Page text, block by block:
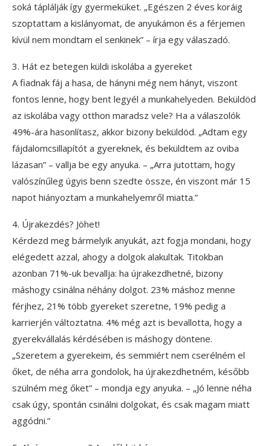
soká táplálják így gyermeküket. „Egészen 2 éves koráig
szoptattam a kislányomat, de anyukámon és a férjemen
kívül nem mondtam el senkinek” – írja egy válaszadó.
3. Hát ez betegen küldi iskolába a gyereket
A fiadnak fáj a hasa, de hányni még nem hányt, viszont
fontos lenne, hogy bent legyél a munkahelyeden. Beküldöd
az iskolába vagy otthon maradsz vele? Ha a válaszolók
49%-ára hasonlítasz, akkor bizony beküldöd. „Adtam egy
fájdalomcsillapítót a gyereknek, és beküldtem az oviba
lázasan” – vallja be egy anyuka. – „Arra jutottam, hogy
valószínűleg úgyis benn szedte össze, én viszont már 15
napot hiányoztam a munkahelyemről miatta.”
4. Újrakezdés? Jöhet!
Kérdezd meg bármelyik anyukát, azt fogja mondani, hogy
elégedett azzal, ahogy a dolgok alakultak. Titokban
azonban 71%-uk bevallja: ha újrakezdhetné, bizony
máshogy csinálna néhány dolgot. 23% máshoz menne
férjhez, 21% több gyereket szeretne, 19% pedig a
karrierjén változtatna. 4% még azt is bevallotta, hogy a
gyerekvállalás kérdésében is máshogy döntene.
„Szeretem a gyerekeim, és semmiért nem cserélném el
őket, de néha arra gondolok, ha újrakezdhetném, később
szülném meg őket” – mondja egy anyuka. – „Jó lenne néha
csak úgy, spontán csinálni dolgokat, és csak magam miatt
aggódni.”